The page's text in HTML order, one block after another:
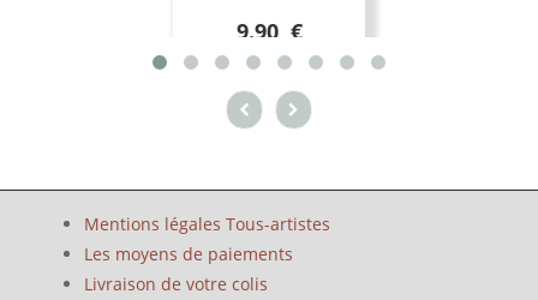
9.90 €
Mentions légales Tous-artistes
Les moyens de paiements
Livraison de votre colis